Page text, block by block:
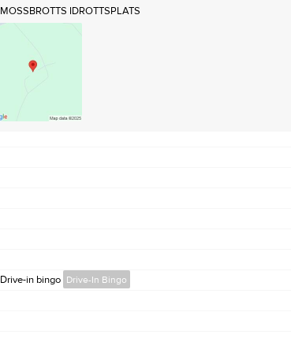
MOSSBROTTS IDROTTSPLATS
Drive-in bingo Drive-In Bingo